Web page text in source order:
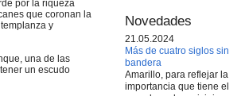
por la riqueza
que coronan la
y
una de las
un escudo
Novedades
21.05.2024
Más de cuatro siglos sin
bandera
Amarillo, para reflejar la
importancia que tiene el